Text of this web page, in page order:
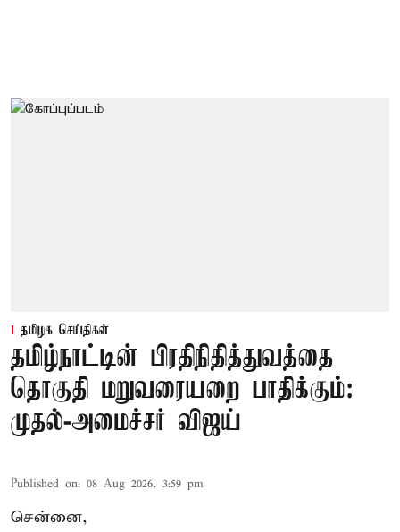
தமிழக செய்திகள்
தமிழ்நாட்டின் பிரதிநிதித்துவத்தை
தொகுதி மறுவரையறை பாதிக்கும்:
முதல்-அமைச்சர் விஜய்
Published on: 08 Aug 2026, 3:59 pm
சென்னை,